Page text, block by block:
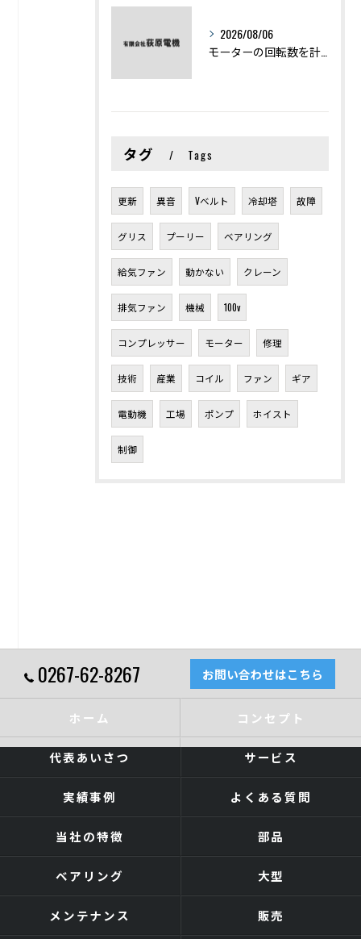
2026/08/06
タグ Tags
更新 異音 Vベルト 冷却塔 故障
グリス プーリー ベアリング
給気ファン 動かない クレーン
排気ファン 機械 100v
コンプレッサー モーター 修理
技術 産業 コイル ファン ギア
電動機 工場 ポンプ ホイスト
制御
0267-62-8267 お問い合わせはこちら
ホーム コンセプト
代表あいさつ サービス
実績事例 よくある質問
当社の特徴 部品
ベアリング 大型
メンテナンス 販売